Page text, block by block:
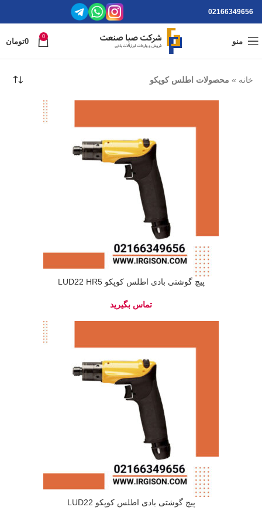
02166349656
منو
0
0تومان
خانه » محصولات اطلس کوپکو
پیچ گوشتی بادی اطلس کوپکو LUD22 HR5
پیچ گوشتی بادی اطلس کوپکو LUD22